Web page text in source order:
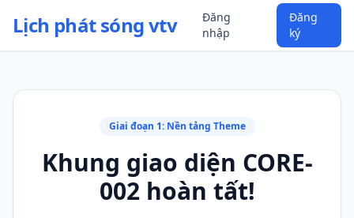
Lịch phát sóng vtv
Đăng
nhập
Đăng
ký
Giai đoạn 1: Nền tảng Theme
Khung giao diện CORE-
002 hoàn tất!